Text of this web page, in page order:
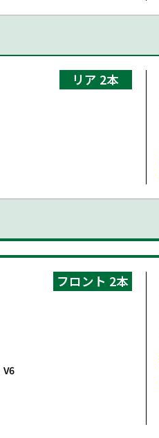
リア 2本
V6
フロント 2本